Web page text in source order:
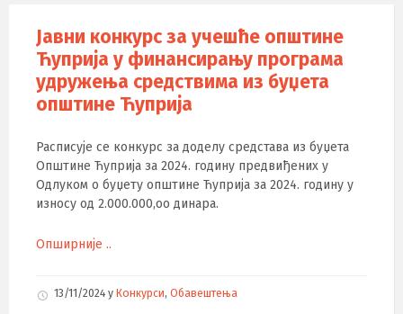
Јавни конкурс за учешће општине
Ћуприја у финансирању програма
удружења средствима из буџета
општине Ћуприја
Расписује се конкурс за доделу средстава из буџета
Општине Ћуприја за 2024. годину предвиђених у
Одлуком о буџету општине Ћуприја за 2024. годину у
износу од 2.000.000,oo динара.
Опширније ..
13/11/2024 у Конкурси, Обавештења